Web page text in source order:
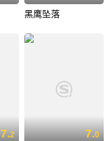
黑鹰坠落
7.2 7.0